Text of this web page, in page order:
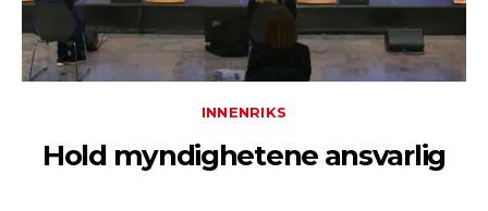
INNENRIKS
Hold myndighetene ansvarlig